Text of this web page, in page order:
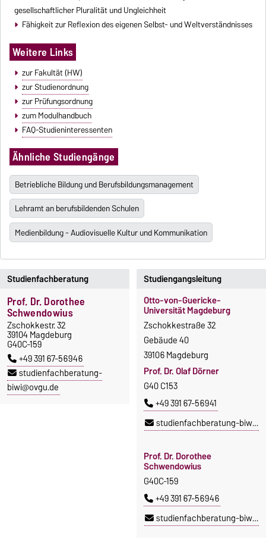
gesellschaftlicher Pluralität und Ungleichheit
Fähigkeit zur Reflexion des eigenen Selbst- und Weltverständnisses
Weitere Links
zur Fakultät (HW)
zur Studienordnung
zur Prüfungsordnung
zum Modulhandbuch
FAQ-Studieninteressenten
Ähnliche Studiengänge
Betriebliche Bildung und Berufsbildungsmanagement
Lehramt an berufsbildenden Schulen
Medienbildung - Audiovisuelle Kultur und Kommunikation
Studienfachberatung
Prof. Dr. Dorothee
Schwendowius
Zschokkestr. 32
39104 Magdeburg
G40C-159
+49 391 67-56946
studienfachberatung-
biwi@ovgu.de
Studiengangsleitung
Otto-von-Guericke-
Universität Magdeburg
Zschokkestraße 32
Gebäude 40
39106 Magdeburg
Prof. Dr. Olaf Dörner
G40 C153
+49 391 67-56941
studienfachberatung-biwi@ovgu.de
Prof. Dr. Dorothee
Schwendowius
G40C-159
+49 391 67-56946
studienfachberatung-biwi@ovgu.de